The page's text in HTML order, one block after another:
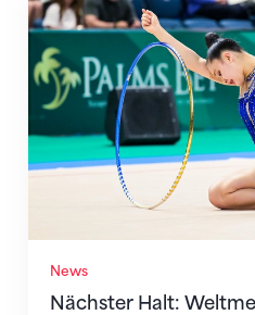
News
Nächster Halt:
Nächster Halt: